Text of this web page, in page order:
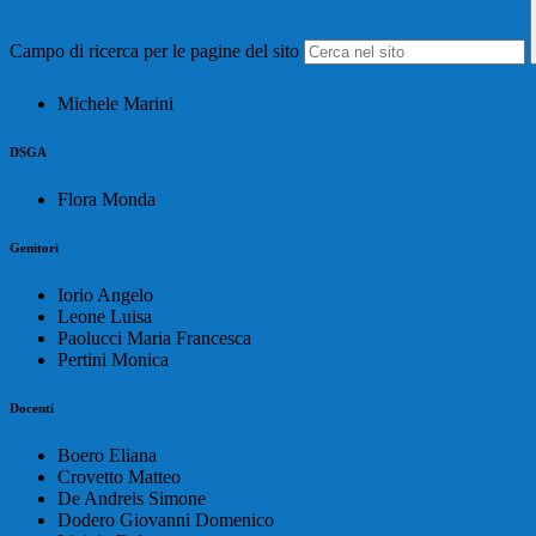
Campo di ricerca per le pagine del sito
Michele Marini
DSGA
Flora Monda
Genitori
Iorio Angelo
Leone Luisa
Paolucci Maria Francesca
Pertini Monica
Docenti
Boero Eliana
Crovetto Matteo
De Andreis Simone
Dodero Giovanni Domenico